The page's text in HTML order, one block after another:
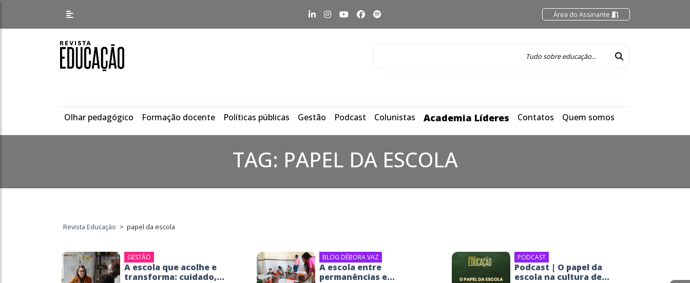
Área do Assinante
Olhar pedagógico Formação docente Políticas públicas Gestão Podcast Colunistas Academia Líderes Contatos Quem somos
TAG: PAPEL DA ESCOLA
Revista Educação > papel da escola
GESTÃO
A escola que acolhe e
transforma: cuidado,...
BLOG DÉBORA VAZ
A escola entre
permanências e...
PODCAST
Podcast | O papel da
escola na cultura de...